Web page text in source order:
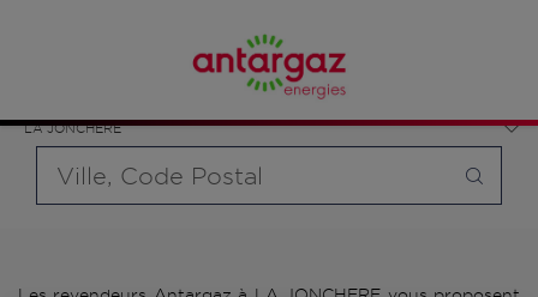
LA JONCHERE
bouteille souhaité et le type de point de vente (revendeur /
distributeur automatique de bouteilles de gaz ou station GPL
carburant)